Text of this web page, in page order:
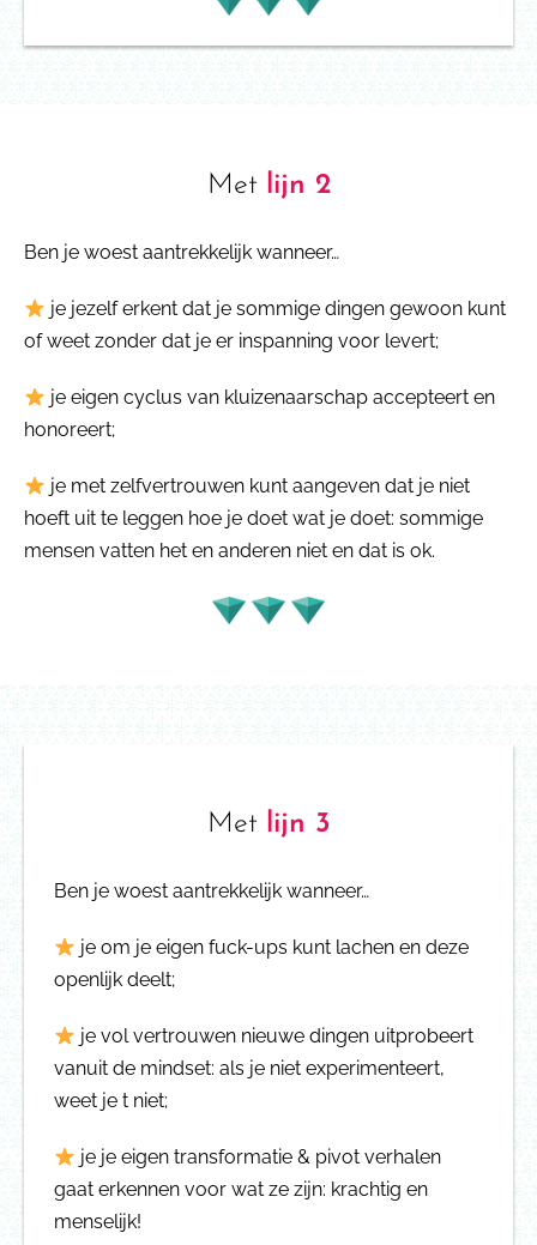
Met lijn 2
Ben je woest aantrekkelijk wanneer…
je jezelf erkent dat je sommige dingen gewoon kunt
of weet zonder dat je er inspanning voor levert;
je eigen cyclus van kluizenaarschap accepteert en
honoreert;
je met zelfvertrouwen kunt aangeven dat je niet
hoeft uit te leggen hoe je doet wat je doet: sommige
mensen vatten het en anderen niet en dat is ok.
Met lijn 3
Ben je woest aantrekkelijk wanneer…
je om je eigen fuck-ups kunt lachen en deze
openlijk deelt;
je vol vertrouwen nieuwe dingen uitprobeert
vanuit de mindset: als je niet experimenteert,
weet je t niet;
je je eigen transformatie & pivot verhalen
gaat erkennen voor wat ze zijn: krachtig en
menselijk!